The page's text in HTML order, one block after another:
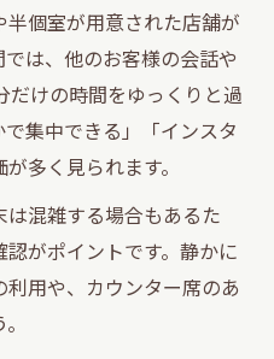
個室が用意された店舗が
は、他のお客様の会話や
だけの時間をゆっくりと過
集中できる」「インスタ
多く見られます。
混雑する場合もあるた
がポイントです。静かに
用や、カウンター席のあ